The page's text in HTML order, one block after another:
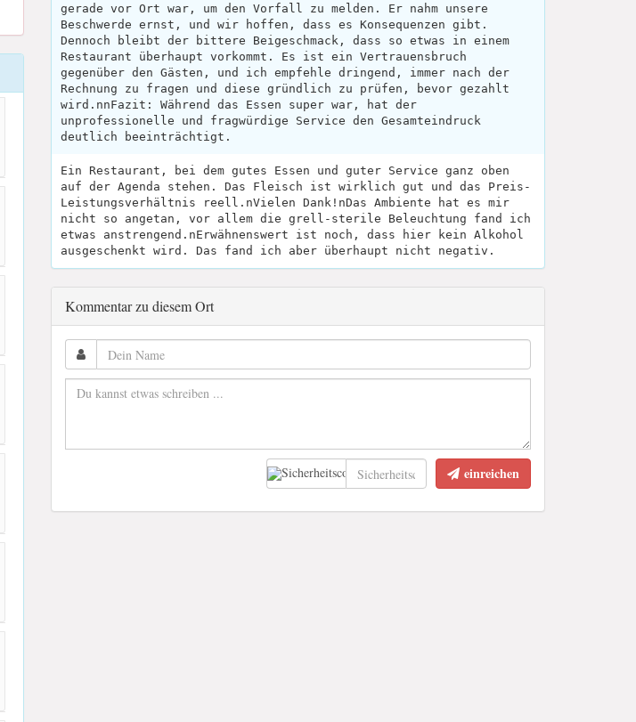
gerade vor Ort war, um den Vorfall zu melden. Er nahm unsere
Beschwerde ernst, und wir hoffen, dass es Konsequenzen gibt.
Dennoch bleibt der bittere Beigeschmack, dass so etwas in einem
Restaurant überhaupt vorkommt. Es ist ein Vertrauensbruch
gegenüber den Gästen, und ich empfehle dringend, immer nach der
Rechnung zu fragen und diese gründlich zu prüfen, bevor gezahlt
wird.nnFazit: Während das Essen super war, hat der
unprofessionelle und fragwürdige Service den Gesamteindruck
deutlich beeinträchtigt.
Ein Restaurant, bei dem gutes Essen und guter Service ganz oben
auf der Agenda stehen. Das Fleisch ist wirklich gut und das Preis-
Leistungsverhältnis reell.nVielen Dank!nDas Ambiente hat es mir
nicht so angetan, vor allem die grell-sterile Beleuchtung fand ich
etwas anstrengend.nErwähnenswert ist noch, dass hier kein Alkohol
ausgeschenkt wird. Das fand ich aber überhaupt nicht negativ.
Kommentar zu diesem Ort
einreichen